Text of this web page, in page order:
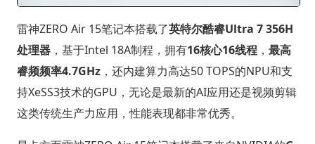
雷神ZERO Air 15笔记本搭载了英特尔酷睿Ultra 7 356H
处理器，基于Intel 18A制程，拥有16核心16线程， 最高
睿频频率4.7GHz，还内建算力高达50 TOPS的NPU和支
持XeSS3技术的GPU，无论是最新的AI应用还是视频剪辑
这类传统生产力应用，性能表现都非常优秀。